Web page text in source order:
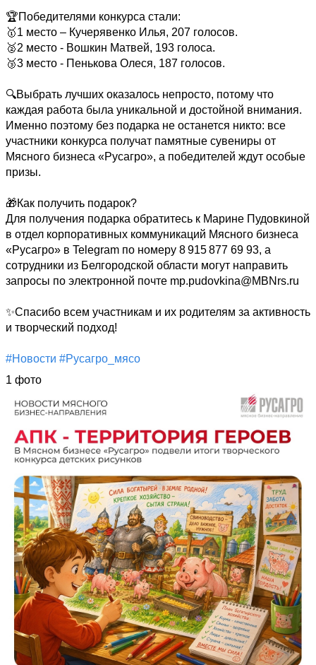
🏆Победителями конкурса стали:
🥇1 место – Кучерявенко Илья, 207 голосов.
🥈2 место - Вошкин Матвей, 193 голоса.
🥉3 место - Пенькова Олеся, 187 голосов.
🔍Выбрать лучших оказалось непросто, потому что
каждая работа была уникальной и достойной внимания.
Именно поэтому без подарка не останется никто: все
участники конкурса получат памятные сувениры от
Мясного бизнеса «Русагро», а победителей ждут особые
призы.
🎁Как получить подарок?
Для получения подарка обратитесь к Марине Пудовкиной
в отдел корпоративных коммуникаций Мясного бизнеса
«Русагро» в Telegram по номеру 8 915 877 69 93, а
сотрудники из Белгородской области могут направить
запросы по электронной почте mp.pudovkina@MBNrs.ru
✨Спасибо всем участникам и их родителям за активность
и творческий подход!
#Новости #Русагро_мясо
1 фото